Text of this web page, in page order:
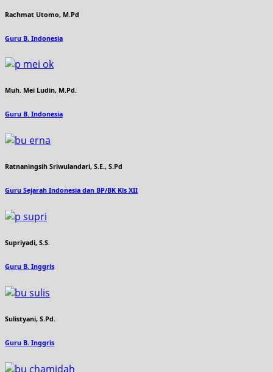
Rachmat Utomo, M.Pd
Guru B. Indonesia
Muh. Mei Ludin, M.Pd.
Guru B. Indonesia
Ratnaningsih Sriwulandari, S.E., S.Pd
Guru Sejarah Indonesia dan BP/BK Kls XII
Supriyadi, S.S.
Guru B. Inggris
Sulistyani, S.Pd.
Guru B. Inggris